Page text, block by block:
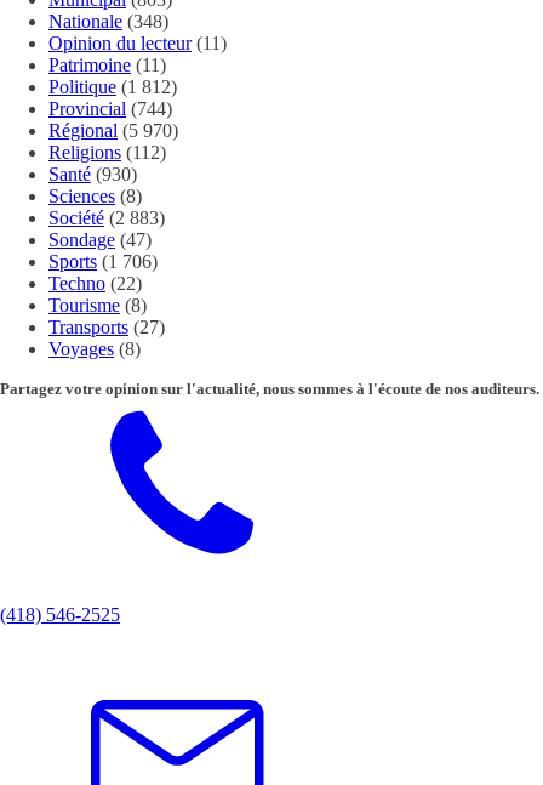
Nationale (348)
Opinion du lecteur(11)
Patrimoine (11)
Politique (1 812)
Provincial (744)
Régional (5 970)
Religions (112)
Santé (930)
Sciences (8)
Société (2 883)
Sondage (47)
Sports (1 706)
Techno (22)
Tourisme (8)
Transports (27)
Voyages (8)
Partagez votre opinion sur l'actualité, nous sommes à l'écoute de nos auditeurs.
(418) 546-2525